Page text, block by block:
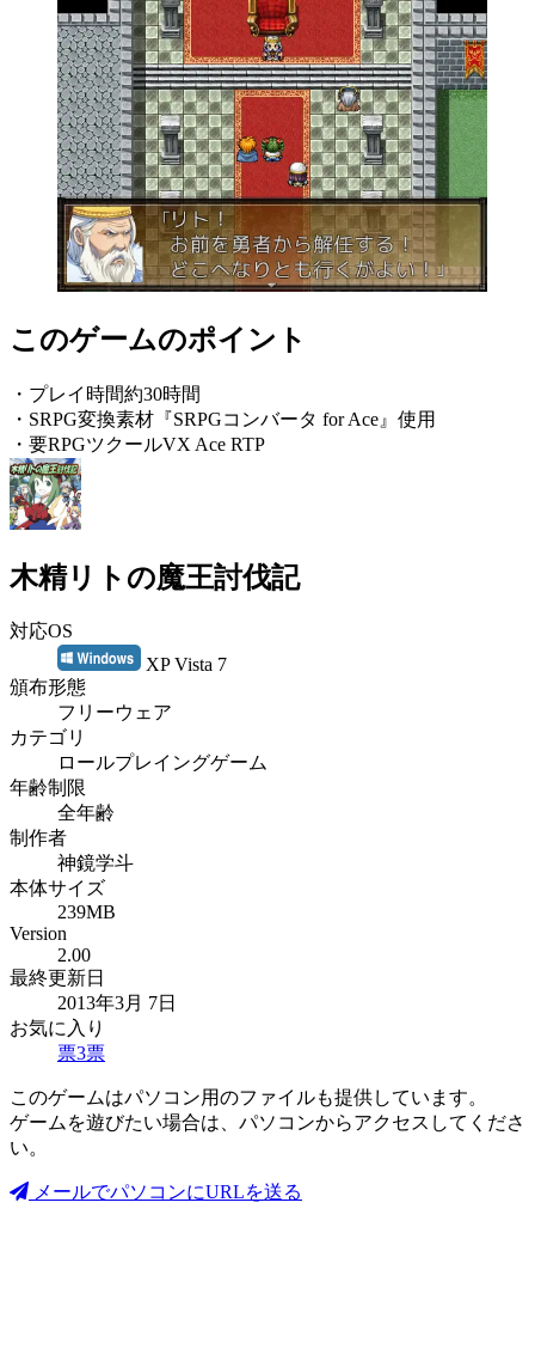
このゲームのポイント
・プレイ時間約30時間
・SRPG変換素材『SRPGコンバータ for Ace』使用
・要RPGツクールVX Ace RTP
木精リトの魔王討伐記
対応OS
XP Vista 7
頒布形態
フリーウェア
カテゴリ
ロールプレイングゲーム
年齢制限
全年齢
制作者
神鏡学斗
本体サイズ
239MB
Version
2.00
最終更新日
2013年3月 7日
お気に入り
票3票
このゲームはパソコン用のファイルも提供しています。
ゲームを遊びたい場合は、パソコンからアクセスしてくださ
い。
メールでパソコンにURLを送る